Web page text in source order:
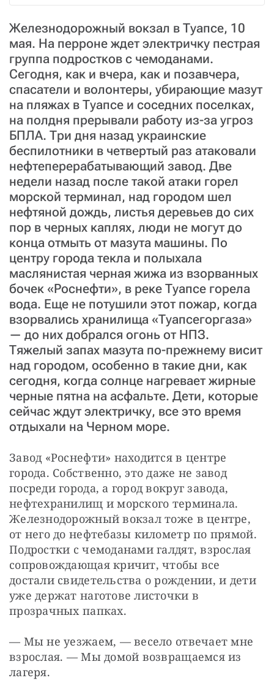
Железнодорожный вокзал в Туапсе, 10
мая. На перроне ждет электричку пестрая
группа подростков с чемоданами.
Сегодня, как и вчера, как и позавчера,
спасатели и волонтеры, убирающие мазут
на пляжах в Туапсе и соседних поселках,
на полдня прерывали работу из-за угроз
БПЛА. Три дня назад украинские
беспилотники в четвертый раз атаковали
нефтеперерабатывающий завод. Две
недели назад после такой атаки горел
морской терминал, над городом шел
нефтяной дождь, листья деревьев до сих
пор в черных каплях, люди не могут до
конца отмыть от мазута машины. По
центру города текла и полыхала
маслянистая черная жижа из взорванных
бочек «Роснефти», в реке Туапсе горела
вода. Еще не потушили этот пожар, когда
взорвались хранилища «Туапсегоргаза»
— до них добрался огонь от НПЗ.
Тяжелый запах мазута по-прежнему висит
над городом, особенно в такие дни, как
сегодня, когда солнце нагревает жирные
черные пятна на асфальте. Дети, которые
сейчас ждут электричку, все это время
отдыхали на Черном море.
Завод «Роснефти» находится в центре
города. Собственно, это даже не завод
посреди города, а город вокруг завода,
нефтехранилищ и морского терминала.
Железнодорожный вокзал тоже в центре,
от него до нефтебазы километр по прямой.
Подростки с чемоданами галдят, взрослая
сопровождающая кричит, чтобы все
достали свидетельства о рождении, и дети
уже держат наготове листочки в
прозрачных папках.
— Мы не уезжаем, — весело отвечает мне
взрослая. — Мы домой возвращаемся из
лагеря.